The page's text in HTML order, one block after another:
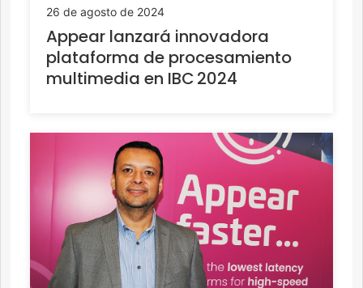
26 de agosto de 2024
Appear lanzará innovadora
plataforma de procesamiento
multimedia en IBC 2024